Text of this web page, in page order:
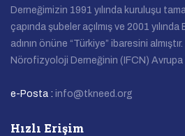
Derneğimizin 1991 yılında kuruluşu
çapında şubeler açılmış ve 2001
adının önüne “Türkiye” ibaresini
Nörofizyoloji Derneğinin (IFCN) Avrupa
e-Posta : info@tkneed.org
Hızlı Erişim